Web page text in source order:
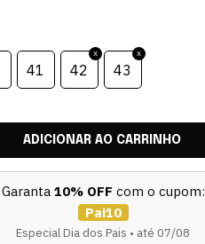
41 42 43
Garanta 10% OFF com o cupom:
Pai10
Especial Dia dos Pais • até 07/08